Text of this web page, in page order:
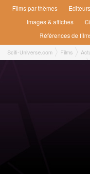
Films par thèmes
Editeurs
Images & affiches
Références de
Scifi-Universe.com Films
Mark Wahlberg dans The Crow?